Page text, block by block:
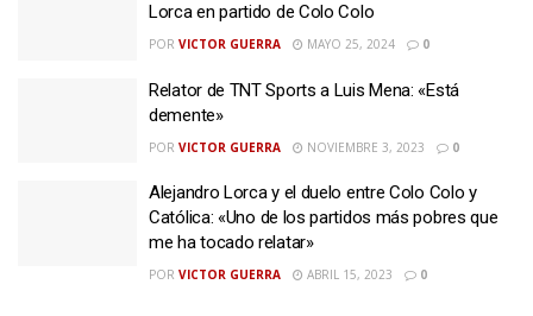
Lorca en partido de Colo Colo
POR VICTOR GUERRA MAYO 25, 2024 0
Relator de TNT Sports a Luis Mena: «Está
demente»
POR VICTOR GUERRA NOVIEMBRE 3, 2023 0
Alejandro Lorca y el duelo entre Colo Colo y
Católica: «Uno de los partidos más pobres que
me ha tocado relatar»
POR VICTOR GUERRA ABRIL 15, 2023 0